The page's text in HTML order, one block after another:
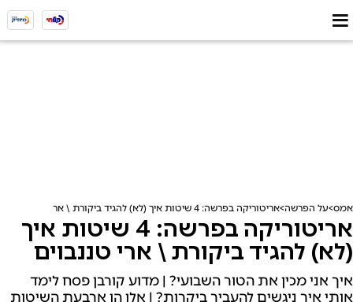
אמס על הפרשה אריטוריקה בפרשה: 4 שיטות איך (לא) להגיד ביקורת \ ארי טננבוים
אריטוריקה בפרשה: 4 שיטות איך
(לא) להגיד ביקורת \ ארי טננבוים
איך אני מכין את הטור השבועי? | מדוע קורבן פסח לימד
אותי איך ניגשים להעביר ביקרות? | אלו הן ארבעת השיטות